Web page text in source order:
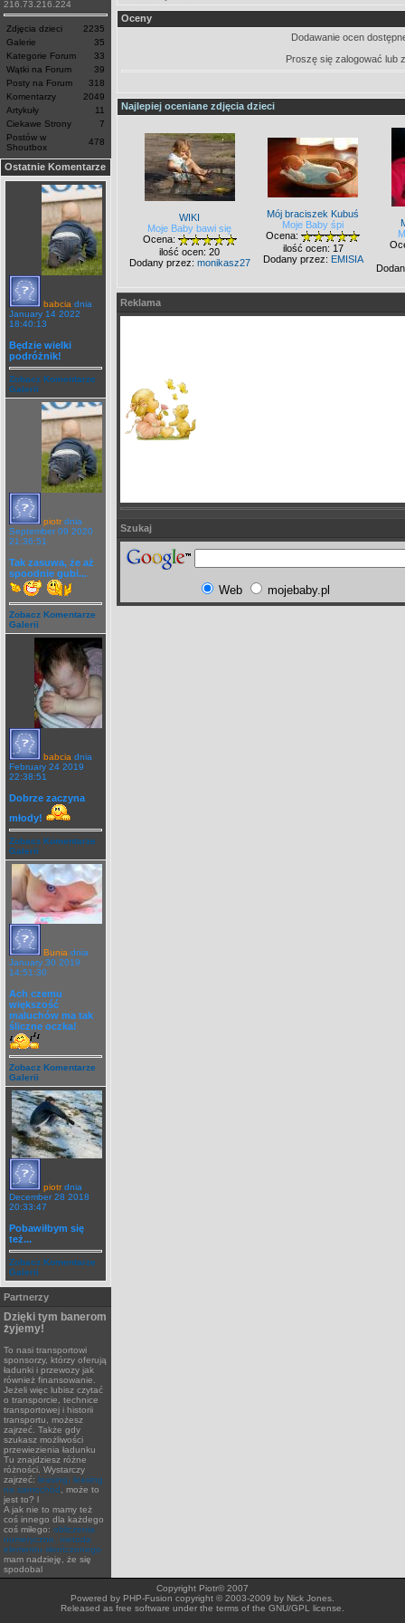
216.73.216.224
Zdjęcia dzieci
2235
Galerie
35
Kategorie Forum
33
Wątki na Forum
39
Posty na Forum
318
Komentarzy
2049
Artykuły
11
Ciekawe Strony
7
Postów w
Shoutbox
478
Ostatnie Komentarze
babcia dnia
January 14 2022
18:40:13
Będzie wielki
podróżnik!
Zobacz Komentarze
Galerii
piotr dnia
September 09 2020
21:36:51
Tak zasuwa, że aż
spoodnie gubi...
Zobacz Komentarze
Galerii
babcia dnia
February 24 2019
22:38:51
Dobrze zaczyna
młody!
Zobacz Komentarze
Galerii
Bunia dnia
January 30 2019
14:51:30
Ach czemu
większość
maluchów ma tak
śliczne oczka!
Zobacz Komentarze
Galerii
piotr dnia
December 28 2018
20:33:47
Pobawiłbym się
też...
Zobacz Komentarze
Galerii
Partnerzy
Dzięki tym banerom
żyjemy!
To nasi transportowi
sponsorzy, którzy oferują
ładunki i przewozy jak
również finansowanie.
Jeżeli więc lubisz czytać
o transporcie, technice
transportowej i historii
transportu, możesz
zajrzeć. Także gdy
szukasz możliwości
przewiezienia ładunku
Tu znajdziesz różne
różności. Wystarczy
zajrzeć: leasing, leasing
na samochód , może to
jest to? l
A jak nie to mamy też
coś innego dla każdego
coś miłego: obliczenia
numeryczne, metoda
elementu skończonego
mam nadzieję, że się
spodobal
Oceny
Dodawanie ocen
Proszę się zalogować lub
Najlepiej oceniane zdjęcia dzieci
WIKI
Moje Baby bawi się
Ocena:
ilość ocen: 20
Dodany przez: monikasz27
Mój braciszek Kubuś
Moje Baby śpi
Ocena:
ilość ocen: 17
Dodany przez: EMISIA
Reklama
Szukaj
Web mojebaby.pl
Copyright Piotr© 2007
Powered by PHP-Fusion copyright © 2003-2009 by Nick Jones.
Released as free software under the terms of the GNU/GPL license.